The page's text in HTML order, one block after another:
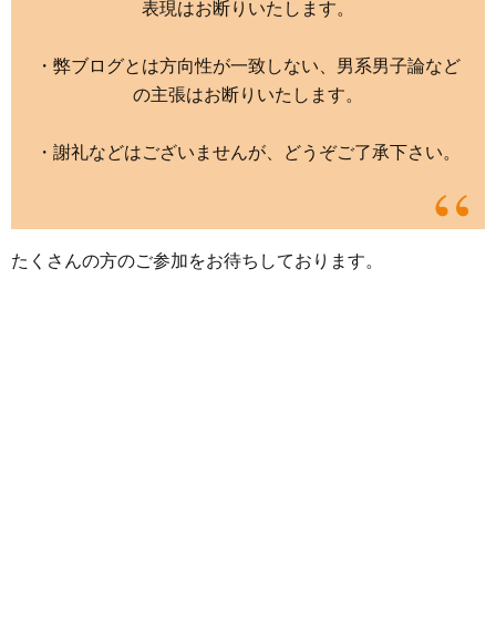
表現はお断りいたします。
・弊ブログとは方向性が一致しない、男系男子論など
の主張はお断りいたします。
・謝礼などはございませんが、どうぞご了承下さい。
たくさんの方のご参加をお待ちしております。